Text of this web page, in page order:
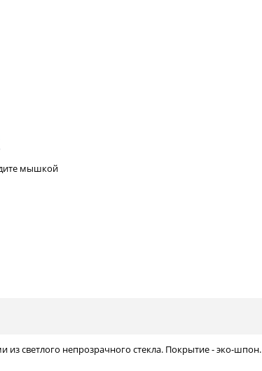
мышкой
из светлого непрозрачного стекла. Покрытие - эко-шпон.